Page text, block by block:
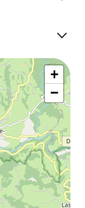
ou
ou
et
ou
+
−